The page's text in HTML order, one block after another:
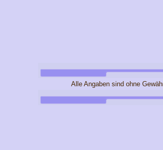
Alle Angaben sind ohne